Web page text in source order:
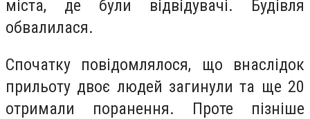
міста, де були відвідувачі. Будівля
обвалилася.
Спочатку повідомлялося, що внаслідок
прильоту двоє людей загинули та ще 20
отримали поранення. Проте пізніше